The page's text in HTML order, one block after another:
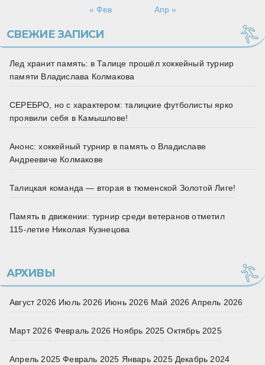
« Фев Апр »
СВЕЖИЕ ЗАПИСИ
Лед хранит память: в Талице прошёл хоккейный турнир
памяти Владислава Колмакова
СЕРЕБРО, но с характером: талицкие футболисты ярко
проявили себя в Камышлове!
Анонс: хоккейный турнир в память о Владиславе
Андреевиче Колмакове
Талицкая команда — вторая в тюменской Золотой Лиге!
Память в движении: турнир среди ветеранов отметил
115‑летие Николая Кузнецова
АРХИВЫ
Август 2026 Июль 2026 Июнь 2026 Май 2026 Апрель 2026
Март 2026 Февраль 2026 Ноябрь 2025 Октябрь 2025
Апрель 2025 Февраль 2025 Январь 2025 Декабрь 2024